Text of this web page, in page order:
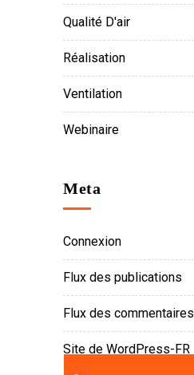
Qualité D'air
Réalisation
Ventilation
Webinaire
Meta
Connexion
Flux des publications
Flux des commentaires
Site de WordPress-FR